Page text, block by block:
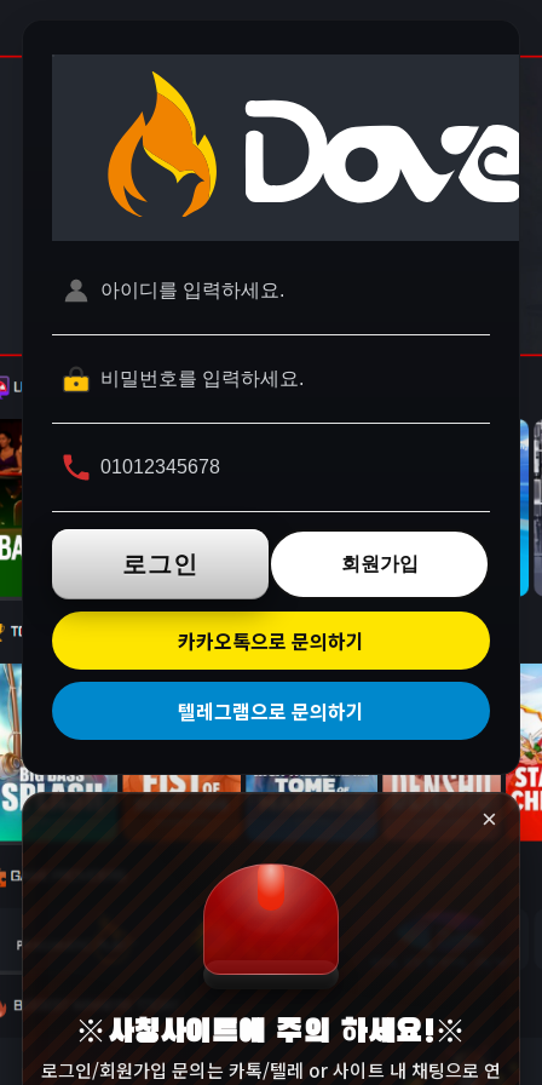
로그인 회원가입
카카오톡으로 문의하기
텔레그램으로 문의하기
×
※사칭사이트에 주의 하세요!※
로그인/회원가입 문의는 카톡/텔레 or 사이트 내 채팅으로 연